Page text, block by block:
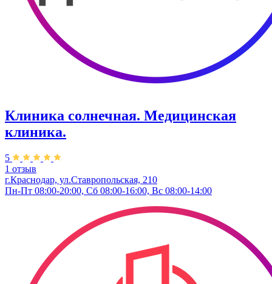
Клиника солнечная. Медицинская
клиника.
5
1 отзыв
г.Краснодар, ул.Ставропольская, 210
Пн-Пт 08:00-20:00, Сб 08:00-16:00, Вс 08:00-14:00